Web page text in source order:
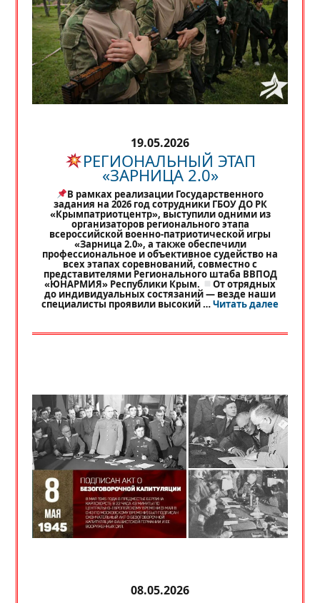
19.05.2026
РЕГИОНАЛЬНЫЙ ЭТАП
«ЗАРНИЦА 2.0»
В рамках реализации Государственного
задания на 2026 год сотрудники ГБОУ ДО РК
«Крымпатриотцентр», выступили одними из
организаторов регионального этапа
всероссийской военно-патриотической игры
«Зарница 2.0», а также обеспечили
профессиональное и объективное судейство на
всех этапах соревнований, совместно с
представителями Регионального штаба ВВПОД
«ЮНАРМИЯ» Республики Крым. От отрядных
до индивидуальных состязаний — везде наши
специалисты проявили высокий …Читать далее«
08.05.2026